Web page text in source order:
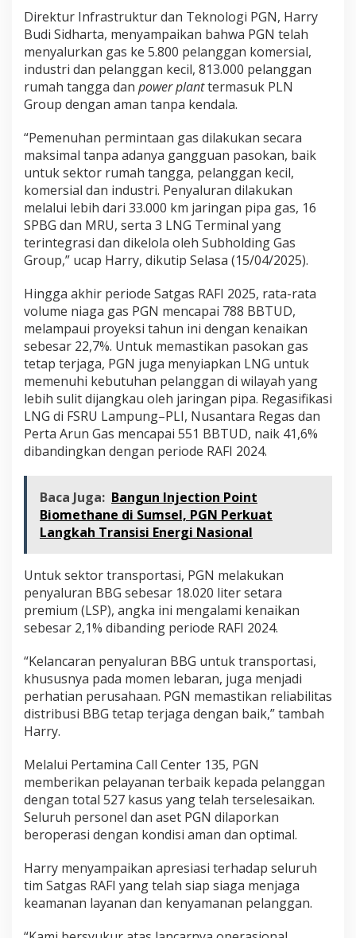
Direktur Infrastruktur dan Teknologi PGN, Harry
Budi Sidharta, menyampaikan bahwa PGN telah
menyalurkan gas ke 5.800 pelanggan komersial,
industri dan pelanggan kecil, 813.000 pelanggan
rumah tangga dan power planttermasuk PLN
Group dengan aman tanpa kendala.
“Pemenuhan permintaan gas dilakukan secara
maksimal tanpa adanya gangguan pasokan, baik
untuk sektor rumah tangga, pelanggan kecil,
komersial dan industri. Penyaluran dilakukan
melalui lebih dari 33.000 km jaringan pipa gas, 16
SPBG dan MRU, serta 3 LNG Terminal yang
terintegrasi dan dikelola oleh Subholding Gas
Group,” ucap Harry, dikutip Selasa (15/04/2025).
Hingga akhir periode Satgas RAFI 2025, rata-rata
volume niaga gas PGN mencapai 788 BBTUD,
melampaui proyeksi tahun ini dengan kenaikan
sebesar 22,7%. Untuk memastikan pasokan gas
tetap terjaga, PGN juga menyiapkan LNG untuk
memenuhi kebutuhan pelanggan di wilayah yang
lebih sulit dijangkau oleh jaringan pipa. Regasifikasi
LNG di FSRU Lampung–PLI, Nusantara Regas dan
Perta Arun Gas mencapai 551 BBTUD, naik 41,6%
dibandingkan dengan periode RAFI 2024.
Baca Juga: Bangun Injection Point
Biomethane di Sumsel, PGN Perkuat
Langkah Transisi Energi Nasional
Untuk sektor transportasi, PGN melakukan
penyaluran BBG sebesar 18.020 liter setara
premium (LSP), angka ini mengalami kenaikan
sebesar 2,1% dibanding periode RAFI 2024.
“Kelancaran penyaluran BBG untuk transportasi,
khususnya pada momen lebaran, juga menjadi
perhatian perusahaan. PGN memastikan reliabilitas
distribusi BBG tetap terjaga dengan baik,” tambah
Harry.
Melalui Pertamina Call Center 135, PGN
memberikan pelayanan terbaik kepada pelanggan
dengan total 527 kasus yang telah terselesaikan.
Seluruh personel dan aset PGN dilaporkan
beroperasi dengan kondisi aman dan optimal.
Harry menyampaikan apresiasi terhadap seluruh
tim Satgas RAFI yang telah siap siaga menjaga
keamanan layanan dan kenyamanan pelanggan.